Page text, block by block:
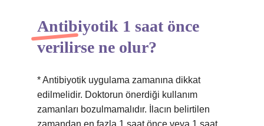
Antibiyotik 1 saat önce
verilirse ne olur?
* Antibiyotik uygulama zamanına dikkat
edilmelidir. Doktorun önerdiği kullanım
zamanları bozulmamalıdır. İlacın belirtilen
zamandan en fazla 1 saat önce veya 1 saat